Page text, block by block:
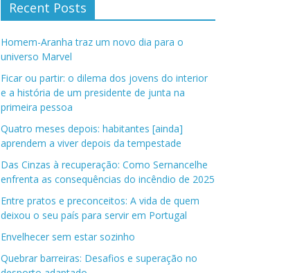
Recent Posts
Homem-Aranha traz um novo dia para o
universo Marvel
Ficar ou partir: o dilema dos jovens do interior
e a história de um presidente de junta na
primeira pessoa
Quatro meses depois: habitantes [ainda]
aprendem a viver depois da tempestade
Das Cinzas à recuperação: Como Sernancelhe
enfrenta as consequências do incêndio de 2025
Entre pratos e preconceitos: A vida de quem
deixou o seu país para servir em Portugal
Envelhecer sem estar sozinho
Quebrar barreiras: Desafios e superação no